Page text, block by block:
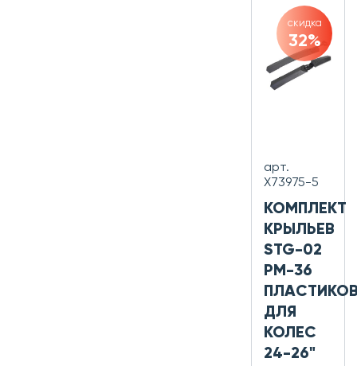
скидка
32%
арт.
Х73975-5
КОМПЛЕКТ
КРЫЛЬЕВ
STG-02
PM-36
ДЛЯ
КОЛЕС
24-26"